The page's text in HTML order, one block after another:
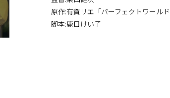
原作:有賀リエ「パーフェクトワールド
脚本:鹿目けい子